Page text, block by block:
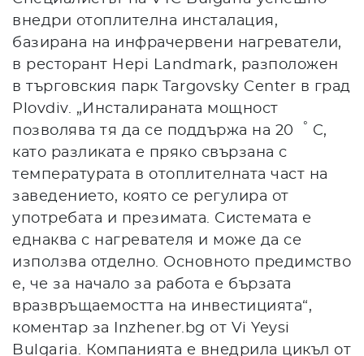
внедри отоплителна инсталация,
базирана на инфрачервени нагреватели,
в ресторант Hepi Landmark, разположен
в търговския парк Targovsky Center в град
Plovdiv. „Инсталираната мощност
позволява тя да се поддържа на 20
° C,
като разликата е пряко свързана с
температурата в отоплителната част на
заведението, която се регулира от
употребата и презимата. Системата е
еднаква с нагревателя и може да се
използва отделно. Основното предимство
е, че за начало за работа е бързата
вразвръщаемостта на инвестицията“,
коментар за Inzhener.bg от Vi Yeysi
Bulgaria. Компанията е внедрила цикъл от